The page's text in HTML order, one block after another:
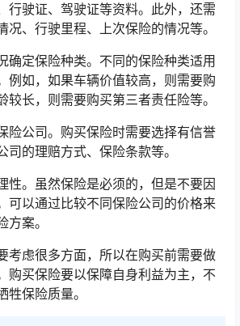
行驶证、驾驶证等资料。此外，还需
况、行驶里程、上次保险的情况等。
确定保险种类。不同的保险种类适用
例如，如果车辆价值较高，则需要购
较长，则需要购买第三者责任险等。
险公司。购买保险时需要选择有信誉
司的理赔方式、保险条款等。
性。虽然保险是必须的，但是不要因
可以通过比较不同保险公司的价格来
案。
考虑很多方面，所以在购买前需要做
购买保险要以保障自身利益为主，不
保险质量。